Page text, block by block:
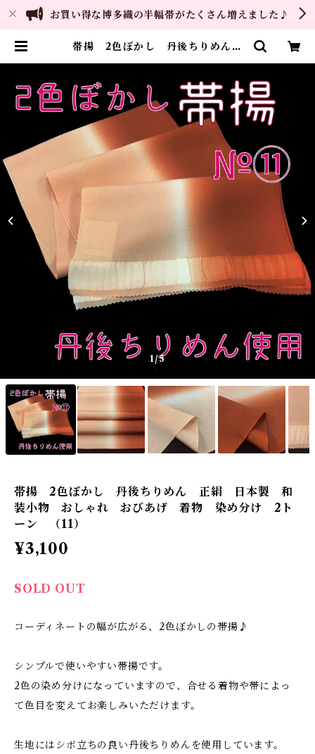
お買い得な博多織の半幅帯がたくさん増えました♪
帯揚 2色ぼかし 丹後ちりめん
トーン （11） | ご縁や 着物・
帯・和装小物 呉服問屋 直販サイ
ト
1/5
帯揚 2色ぼかし 丹後ちりめん 正絹 日本製 和
装小物 おしゃれ おびあげ 着物 染め分け 2ト
ーン （11）
¥3,100
SOLD OUT
コーディネートの幅が広がる、2色ぼかしの帯揚♪
シンプルで使いやすい帯揚です。
2色の染め分けになっていますので、合せる着物や帯によっ
て色目を変えてお楽しみいただけます。
生地にはシボ立ちの良い丹後ちりめんを使用しています。